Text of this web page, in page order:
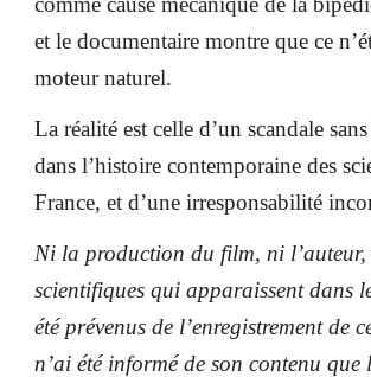
et le documentaire montre que ce
moteur naturel.
La réalité est celle d’un scandale
dans l’histoire contemporaine des
France, et d’une irresponsabilité
Ni la production du film, ni l’auteur,
scientifiques qui apparaissent dans
été prévenus de l’enregistrement de
n’ai été informé de son contenu que